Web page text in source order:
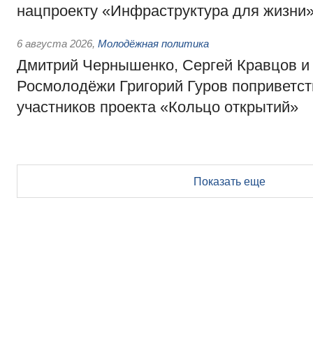
нацпроекту «Инфраструктура для
6 августа 2026, Молодёжная политика
Дмитрий Чернышенко, Сергей Кравцов и
Росмолодёжи Григорий Гуров
участников проекта «Кольцо открытий»
Показать еще